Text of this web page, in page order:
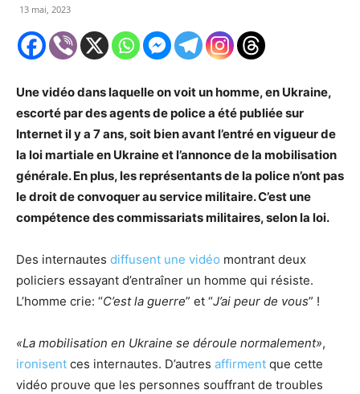
13 mai, 2023
Une vidéo dans laquelle on voit un homme, en Ukraine,
escorté par des agents de police a été publiée sur
Internet il y a 7 ans, soit bien avant l’entré en vigueur de
la loi martiale en Ukraine et l’annonce de la mobilisation
générale. En plus, les représentants de la police n’ont pas
le droit de convoquer au service militaire. C’est une
compétence des commissariats militaires, selon la loi.
Des internautes diffusent une vidéo montrant deux
policiers essayant d’entraîner un homme qui résiste.
L’homme crie: “C’est la guerre” et “J’ai peur de vous” !
«La mobilisation en Ukraine se déroule normalement»,
ironisent ces internautes. D’autres affirment que cette
vidéo prouve que les personnes souffrant de troubles